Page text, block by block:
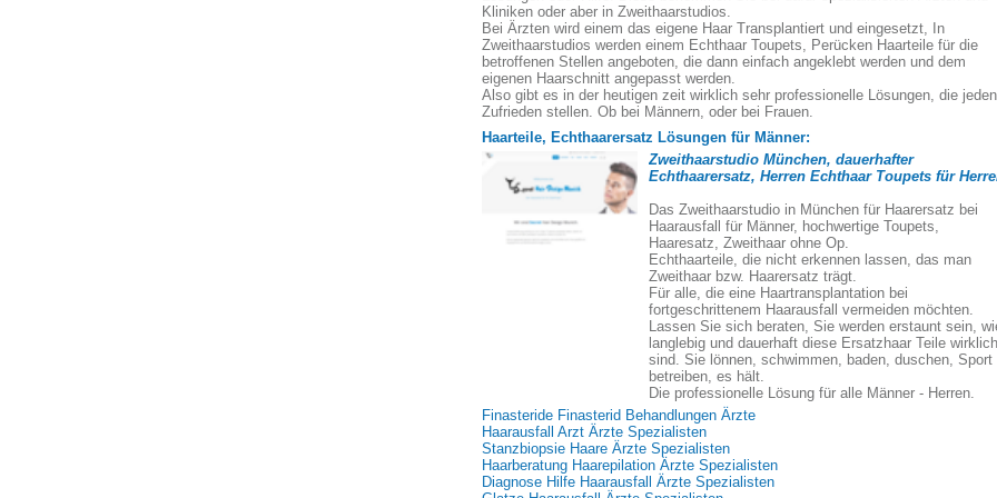
Kliniken oder aber in Zweithaarstudios.
Bei Ärzten wird einem das eigene Haar Transplantiert und eingesetzt, In
Zweithaarstudios werden einem Echthaar Toupets, Perücken Haarteile für die
betroffenen Stellen angeboten, die dann einfach angeklebt werden und dem
eigenen Haarschnitt angepasst werden.
Also gibt es in der heutigen zeit wirklich sehr professionelle Lösungen, die jeden
Zufrieden stellen. Ob bei Männern, oder bei Frauen.
Haarteile, Echthaarersatz Lösungen für Männer:
Zweithaarstudio München, dauerhafter
Echthaarersatz, Herren Echthaar Toupets für
Das Zweithaarstudio in München für Haarersatz bei
Haarausfall für Männer, hochwertige Toupets,
Haaresatz, Zweithaar ohne Op.
Echthaarteile, die nicht erkennen lassen, das man
Zweithaar bzw. Haarersatz trägt.
Für alle, die eine Haartransplantation bei
fortgeschrittenem Haarausfall vermeiden möchten.
Lassen Sie sich beraten, Sie werden erstaunt sein,
langlebig und dauerhaft diese Ersatzhaar Teile wirklich
sind. Sie lönnen, schwimmen, baden, duschen, Sport
betreiben, es hält.
Die professionelle Lösung für alle Männer - Herren.
Finasteride Finasterid Behandlungen Ärzte
Haarausfall Arzt Ärzte Spezialisten
Stanzbiopsie Haare Ärzte Spezialisten
Haarberatung Haarepilation Ärzte Spezialisten
Diagnose Hilfe Haarausfall Ärzte Spezialisten